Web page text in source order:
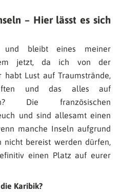
– Hier lässt es sich
bleibt eines meiner
jetzt, da ich von der
Lust auf Traumstrände,
und das alles auf
Die französischen
und sind allesamt einen
manche Inseln aufgrund
nicht bereist werden dürfen,
einen Platz auf eurer
Karibik?